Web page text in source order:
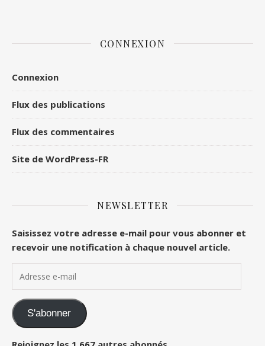
CONNEXION
Connexion
Flux des publications
Flux des commentaires
Site de WordPress-FR
NEWSLETTER
Saisissez votre adresse e-mail pour vous abonner et
recevoir une notification à chaque nouvel article.
S'abonner